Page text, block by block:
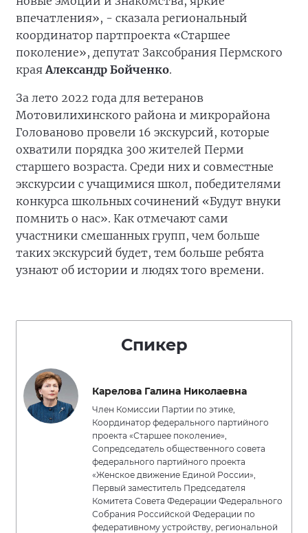
впечатления», - сказала региональный
координатор партпроекта «Старшее
поколение», депутат Заксобрания Пермского
краяАлександр Бойченко.
За лето 2022 года для ветеранов
Мотовилихинского района и микрорайона
Голованово провели 16 экскурсий, которые
охватили порядка 300 жителей Перми
старшего возраста. Среди них и совместные
экскурсии с учащимися школ, победителями
конкурса школьных сочинений «Будут внуки
помнить о нас». Как отмечают сами
участники смешанных групп, чем больше
таких экскурсий будет, тем больше ребята
узнают об истории и людях того времени.
Спикер
Карелова Галина Николаевна
Член Комиссии Партии по этике,
Координатор федерального партийного
проекта «Старшее поколение»,
Сопредседатель общественного совета
федерального партийного проекта
«Женское движение Единой России»,
Первый заместитель Председателя
Комитета Совета Федерации Федерального
Собрания Российской Федерации по
федеративному устройству, региональной